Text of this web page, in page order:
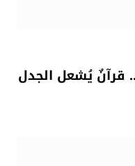
قرآنٌ يُشعل الجدل